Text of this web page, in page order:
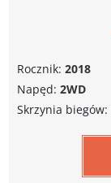
Rocznik: 2018
Napęd: 2WD
Skrzynia biegów: